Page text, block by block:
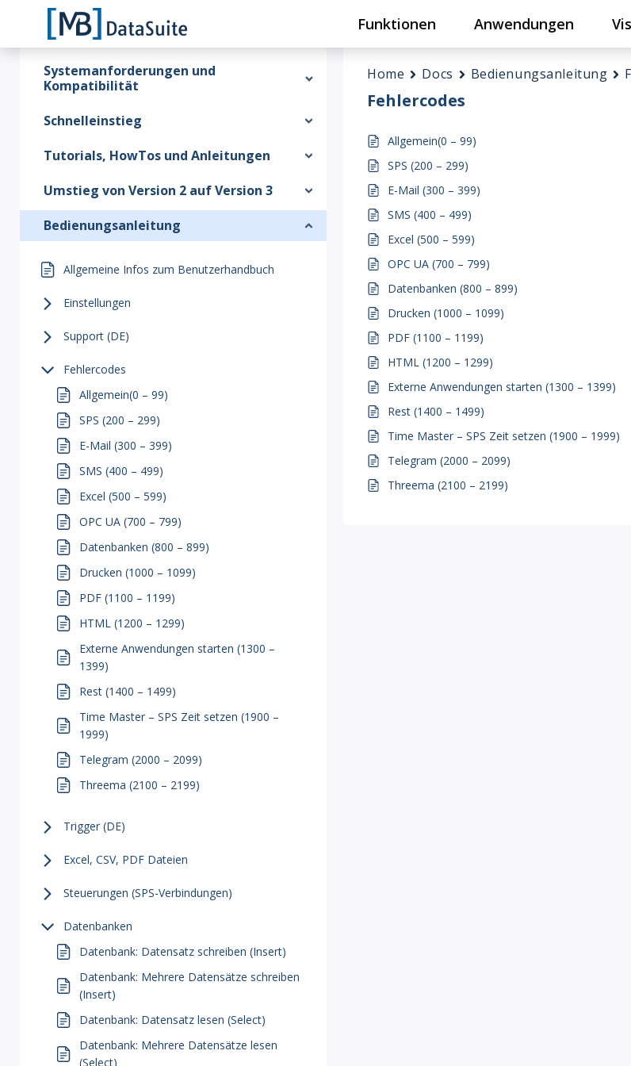
Funktionen Anwendungen
Systemanforderungen und
Kompatibilität
Schnelleinstieg
Tutorials, HowTos und Anleitungen
Umstieg von Version 2 auf Version 3
Bedienungsanleitung
Allgemeine Infos zum Benutzerhandbuch
Einstellungen
Support (DE)
Fehlercodes
Allgemein(0 – 99)
SPS (200 – 299)
E-Mail (300 – 399)
SMS (400 – 499)
Excel (500 – 599)
OPC UA (700 – 799)
Datenbanken (800 – 899)
Drucken (1000 – 1099)
PDF (1100 – 1199)
HTML (1200 – 1299)
Externe Anwendungen starten (1300 –
1399)
Rest (1400 – 1499)
Time Master – SPS Zeit setzen (1900 –
1999)
Telegram (2000 – 2099)
Threema (2100 – 2199)
Trigger (DE)
Excel, CSV, PDF Dateien
Steuerungen (SPS-Verbindungen)
Datenbanken
Datenbank: Datensatz schreiben (Insert)
Datenbank: Mehrere Datensätze schreiben
(Insert)
Datenbank: Datensatz lesen (Select)
Datenbank: Mehrere Datensätze lesen
(Select)
Home Docs Bedienungsanleitung
Fehlercodes
Allgemein(0 – 99)
SPS (200 – 299)
E-Mail (300 – 399)
SMS (400 – 499)
Excel (500 – 599)
OPC UA (700 – 799)
Datenbanken (800 – 899)
Drucken (1000 – 1099)
PDF (1100 – 1199)
HTML (1200 – 1299)
Externe Anwendungen starten (1300 – 1399)
Rest (1400 – 1499)
Time Master – SPS Zeit setzen (1900 – 1999)
Telegram (2000 – 2099)
Threema (2100 – 2199)